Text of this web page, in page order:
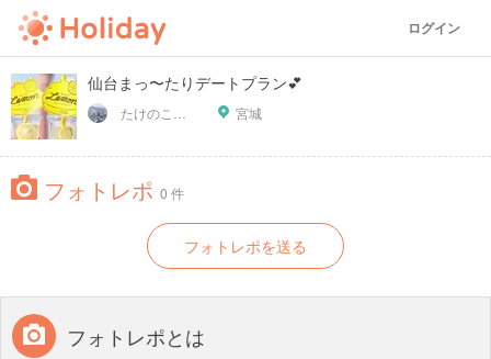
ログイン
仙台まっ〜たりデートプラン💕
宮城
フォトレポ 0 件
フォトレポを送る
フォトレポとは